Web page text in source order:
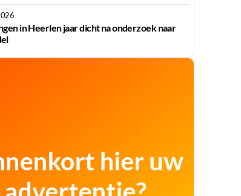
in Heerlen jaar dicht na onderzoek naar